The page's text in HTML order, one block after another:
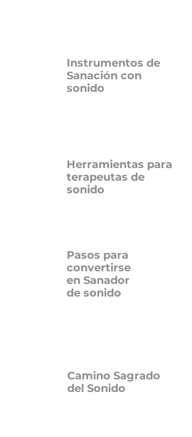
Instrumentos de
Sanación con
sonido
Herramientas para
terapeutas de
sonido
Pasos para
convertirse
en Sanador
de sonido
Camino Sagrado
del Sonido